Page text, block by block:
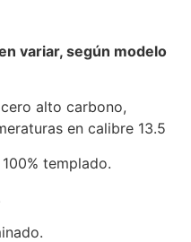
variar, según modelo
alto carbono,
en calibre 13.5
templado.